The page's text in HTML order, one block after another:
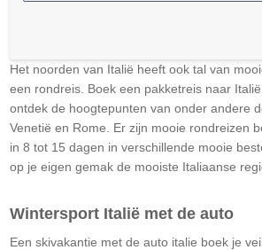
Het noorden van Italië heeft ook tal van
een rondreis. Boek een pakketreis naar
ontdek de hoogtepunten van onder andere
Venetië en Rome. Er zijn mooie rondreizen
in 8 tot 15 dagen in verschillende mooie
op je eigen gemak de mooiste Italiaanse
Wintersport Italië​ met de auto
Een skivakantie met de auto italie boek je